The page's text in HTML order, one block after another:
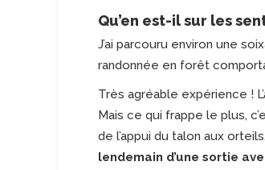
Qu’en est-il sur les
J’ai parcouru environ une
randonnée en forêt
Très agréable expérience !
Mais ce qui frappe le plus,
de l’appui du talon aux orteils.
lendemain d’une sortie